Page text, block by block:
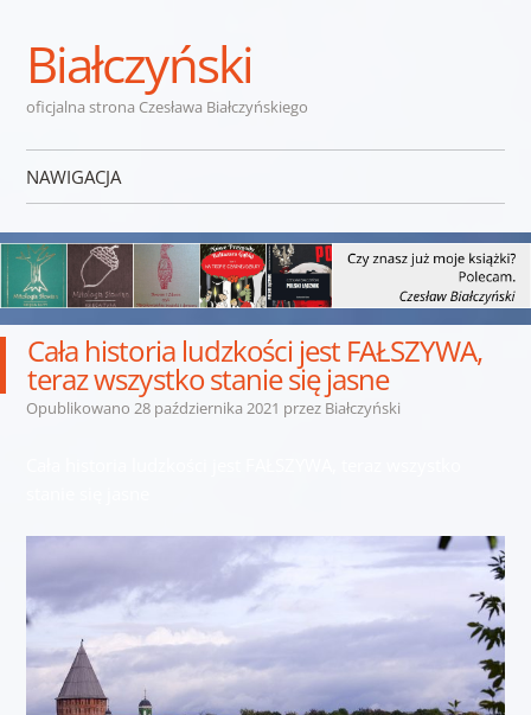
Białczyński
oficjalna strona Czesława Białczyńskiego
NAWIGACJA
Cała historia ludzkości jest FAŁSZYWA,
teraz wszystko stanie się jasne
Opublikowano 28 października 2021 przez Białczyński